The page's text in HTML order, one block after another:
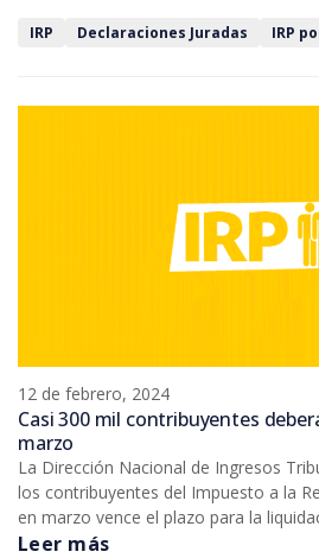
ingresos del ejercicio 2024.
IRP Declaraciones Juradas IRP
12 de febrero, 2024
Casi 300 mil contribuyentes
marzo
La Dirección Nacional de Ingresos
los contribuyentes del Impuesto a la
en marzo vence el plazo para la
correspondiente al ejercicio fiscal 2023.
Leer más